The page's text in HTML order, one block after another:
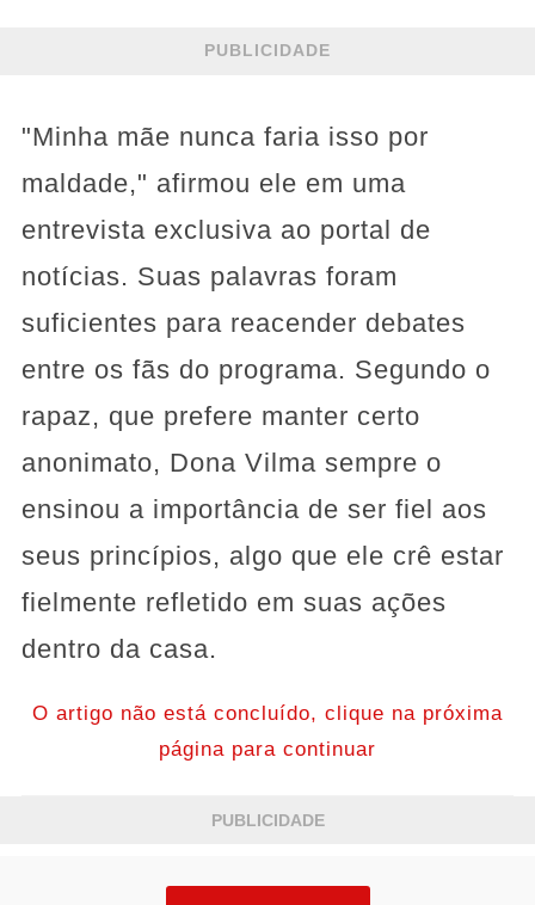
PUBLICIDADE
"Minha mãe nunca faria isso por
maldade," afirmou ele em uma
entrevista exclusiva ao portal de
notícias. Suas palavras foram
suficientes para reacender debates
entre os fãs do programa. Segundo o
rapaz, que prefere manter certo
anonimato, Dona Vilma sempre o
ensinou a importância de ser fiel aos
seus princípios, algo que ele crê estar
fielmente refletido em suas ações
dentro da casa.
O artigo não está concluído, clique na próxima
página para continuar
PUBLICIDADE